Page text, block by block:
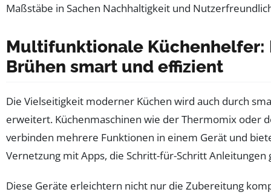
Maßstäbe in Sachen Nachhaltigkeit und
Multifunktionale Küchenhelfer:
Brühen smart und effizient
Die Vielseitigkeit moderner Küchen wird auch durch
erweitert. Küchenmaschinen wie der Thermomix oder
verbinden mehrere Funktionen in einem Gerät und
Vernetzung mit Apps, die Schritt-für-Schritt Anleitungen
Diese Geräte erleichtern nicht nur die Zubereitung